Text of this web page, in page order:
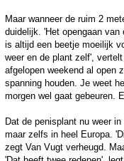
Maar wanneer de ruim 2
duidelijk. 'Het opengaan
is altijd een beetje moeilijk
weer en de plant zelf',
afgelopen weekend al open
spanning houden. Je weet
morgen wel gaat gebeuren.
Dat de penisplant nu weer
maar zelfs in heel Europa.
zegt Van Vugt verheugd.